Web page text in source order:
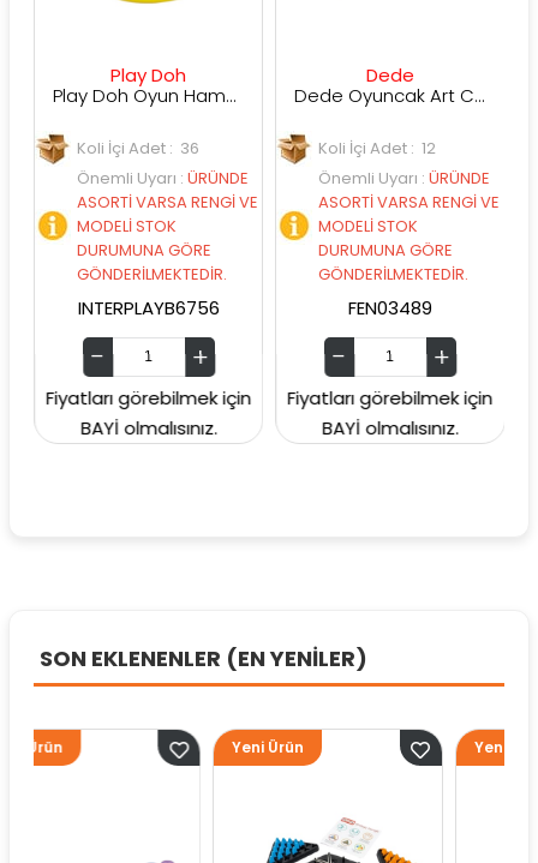
Play Doh
Play Doh Oyun Hamuru Tekli B6756
Koli İçi Adet : 36
Önemli Uyarı:ÜRÜNDE
ASORTİ VARSA RENGİ VE
MODELİ STOK
DURUMUNA GÖRE
GÖNDERİLMEKTEDİR.
INTERPLAYB6756
Fiyatları görebilmek için
BAYİ olmalısınız.
Dede
Dede Oyuncak Art Craft Dondurma Oyun Hamuru Seti
Koli İçi Adet : 12
Önemli Uyarı:ÜRÜNDE
ASORTİ VARSA RENGİ VE
MODELİ STOK
DURUMUNA GÖRE
GÖNDERİLMEKTEDİR.
FEN03489
Fiyatları görebilmek için
BAYİ olmalısınız.
SON EKLENENLER (EN YENİLER)
Yeni Ürün Yeni Ürün